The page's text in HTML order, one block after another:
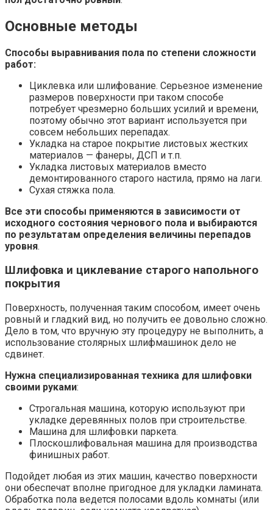
Основные методы
Способы выравнивания пола по степени сложности
работ:
Циклевка или шлифование. Серьезное изменение
размеров поверхности при таком способе
потребует чрезмерно больших усилий и времени,
поэтому обычно этот вариант используется при
совсем небольших перепадах.
Укладка на старое покрытие листовых жестких
материалов — фанеры, ДСП и т.п.
Укладка листовых материалов вместо
демонтированного старого настила, прямо на лаги.
Сухая стяжка пола.
Все эти способы применяются в зависимости от
исходного состояния чернового пола и выбираются
по результатам определения величины перепадов
уровня.
Шлифовка и циклевание старого напольного
покрытия
Поверхность, полученная таким способом, имеет очень
ровный и гладкий вид, но получить ее довольно сложно.
Дело в том, что вручную эту процедуру не выполнить, а
использование столярных шлифмашинок дело не
сдвинет.
Нужна специализированная техника для шлифовки
своими руками:
Строгальная машина, которую используют при
укладке деревянных полов при строительстве.
Машина для шлифовки паркета.
Плоскошлифовальная машина для производства
финишных работ.
Подойдет любая из этих машин, качество поверхности
они обеспечат вполне пригодное для укладки ламината.
Обработка пола ведется полосами вдоль комнаты (или